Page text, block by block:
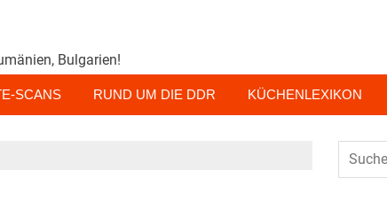
Bulgarien!
SCANS RUND UM DIE DDR KÜCHENLEXIKON